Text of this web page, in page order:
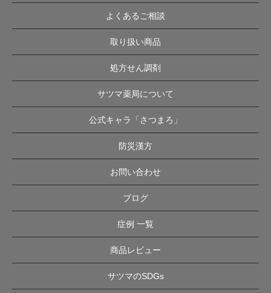
よくあるご相談
取り扱い商品
処方せん調剤
サツマ薬局について
公式キャラ「さつまろ」
防災漢方
お問い合わせ
ブログ
症例 一覧
商品レビュー
サツマのSDGs